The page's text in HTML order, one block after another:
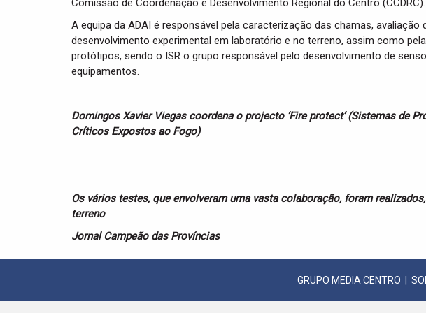
Comissão de Coordenação e Desenvolvimento Regional do Centro (CCDRC).
A equipa da ADAI é responsável pela caracterização das chamas,
desenvolvimento experimental em laboratório e no terreno, assim como
protótipos, sendo o ISR o grupo responsável pelo desenvolvimento de
equipamentos.
Domingos Xavier Viegas coordena o projecto ‘Fire protect’ (Sistemas de
Críticos Expostos ao Fogo)
Os vários testes, que envolveram uma vasta colaboração, foram
terreno
Jornal Campeão das Províncias
GRUPO MEDIA CENTRO